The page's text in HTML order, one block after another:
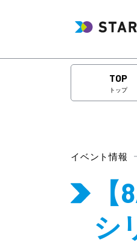
TOP
トップ
イベント情報
シ